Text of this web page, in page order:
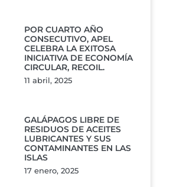
POR CUARTO AÑO
CONSECUTIVO, APEL
CELEBRA LA EXITOSA
INICIATIVA DE ECONOMÍA
CIRCULAR, RECOIL.
11 abril, 2025
GALÁPAGOS LIBRE DE
RESIDUOS DE ACEITES
LUBRICANTES Y SUS
CONTAMINANTES EN LAS
ISLAS
17 enero, 2025